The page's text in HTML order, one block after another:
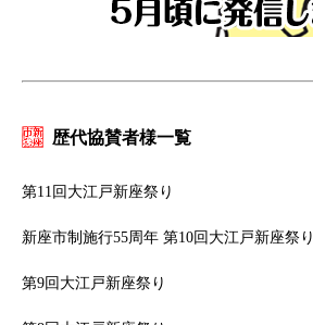
歴代協賛者様一覧
第11回大江戸新座祭り
新座市制施行55周年 第10回大江戸新座祭り
第9回大江戸新座祭り